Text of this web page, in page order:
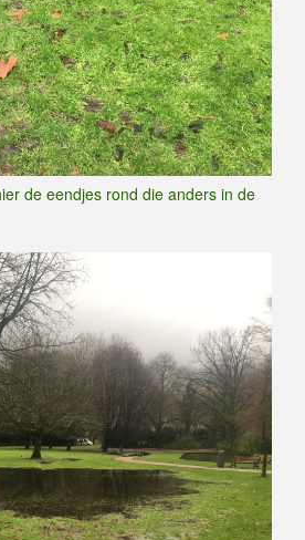
de eendjes rond die anders in de